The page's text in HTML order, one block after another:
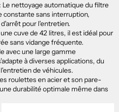
: Le nettoyage automatique du filtre
sans interruption,
pour l'entretien.
cuve de 42 litres, il est idéal pour
sans vidange fréquente.
avec une large gamme
à diverses applications, du
de véhicules.
roulettes en acier et son pare-
durabilité optimale même dans